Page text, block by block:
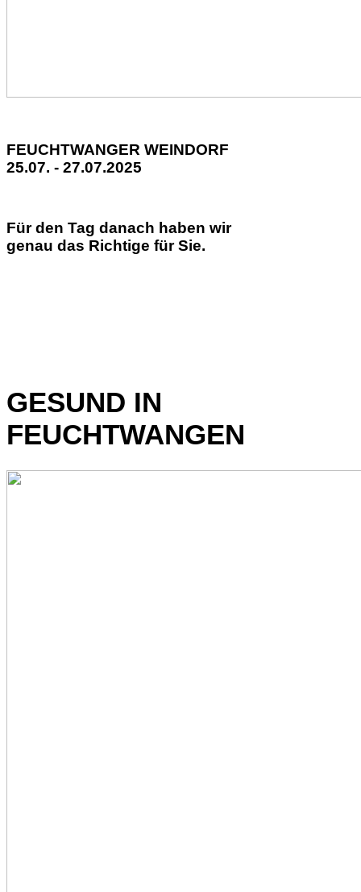
FEUCHTWANGER WEINDORF
25.07. - 27.07.2025
Für den Tag danach haben wir
genau das Richtige für Sie.
GESUND IN
FEUCHTWANGEN